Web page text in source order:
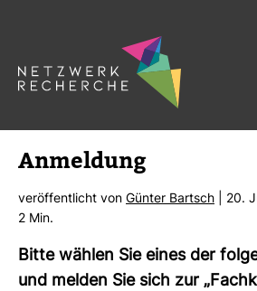
Anmel­dung
ver­öf­fent­licht von Günter Bartsch | 20.
2 Min.
Bitte wählen Sie eines der
und melden Sie sich zur